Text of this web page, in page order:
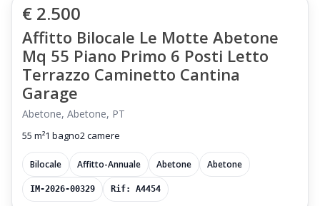
€ 2.500
Affitto Bilocale Le Motte Abetone
Mq 55 Piano Primo 6 Posti Letto
Terrazzo Caminetto Cantina
Garage
Abetone, Abetone, PT
55 m²1 bagno2 camere
Bilocale Affitto-Annuale Abetone Abetone
IM-2026-00329 Rif: A4454